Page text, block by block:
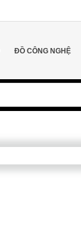
ĐỒ CÔNG NGHỆ